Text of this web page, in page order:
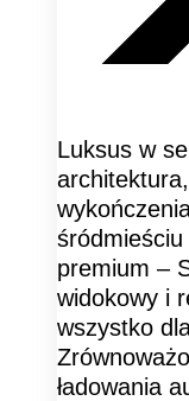
Luksus w
premium –
widokowy i
wszystko
ładowania